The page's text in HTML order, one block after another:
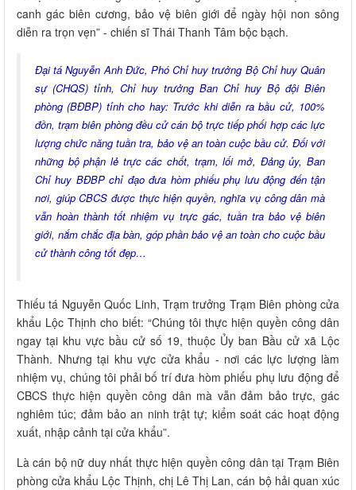
canh gác biên cương, bảo vệ biên giới để ngày hội non sông
diễn ra trọn vẹn” - chiến sĩ Thái Thanh Tâm bộc bạch.
Đại tá Nguyễn Anh Đức, Phó Chỉ huy trưởng Bộ Chỉ huy Quân
sự (CHQS) tỉnh, Chỉ huy trưởng Ban Chỉ huy Bộ đội Biên
phòng (BĐBP) tỉnh cho hay: Trước khi diễn ra bầu cử, 100%
đồn, trạm biên phòng đều cử cán bộ trực tiếp phối hợp các lực
lượng chức năng tuần tra, bảo vệ an toàn cuộc bầu cử. Đối với
những bộ phận lẻ trực các chốt, trạm, lối mở, Đảng ủy, Ban
Chỉ huy BĐBP chỉ đạo đưa hòm phiếu phụ lưu động đến tận
nơi, giúp CBCS được thực hiện quyền, nghĩa vụ công dân mà
vẫn hoàn thành tốt nhiệm vụ trực gác, tuần tra bảo vệ biên
giới, nắm chắc địa bàn, góp phần bảo vệ an toàn cho cuộc bầu
cử thành công tốt đẹp…
Thiếu tá Nguyễn Quốc Linh, Trạm trưởng Trạm Biên phòng cửa
khẩu Lộc Thịnh cho biết: “Chúng tôi thực hiện quyền công dân
ngay tại khu vực bầu cử số 19, thuộc Ủy ban Bầu cử xã Lộc
Thành. Nhưng tại khu vực cửa khẩu - nơi các lực lượng làm
nhiệm vụ, chúng tôi phải bố trí đưa hòm phiếu phụ lưu động để
CBCS thực hiện quyền công dân mà vẫn đảm bảo trực, gác
nghiêm túc; đảm bảo an ninh trật tự; kiểm soát các hoạt động
xuất, nhập cảnh tại cửa khẩu”.
Là cán bộ nữ duy nhất thực hiện quyền công dân tại Trạm Biên
phòng cửa khẩu Lộc Thịnh, chị Lê Thị Lan, cán bộ hải quan xúc